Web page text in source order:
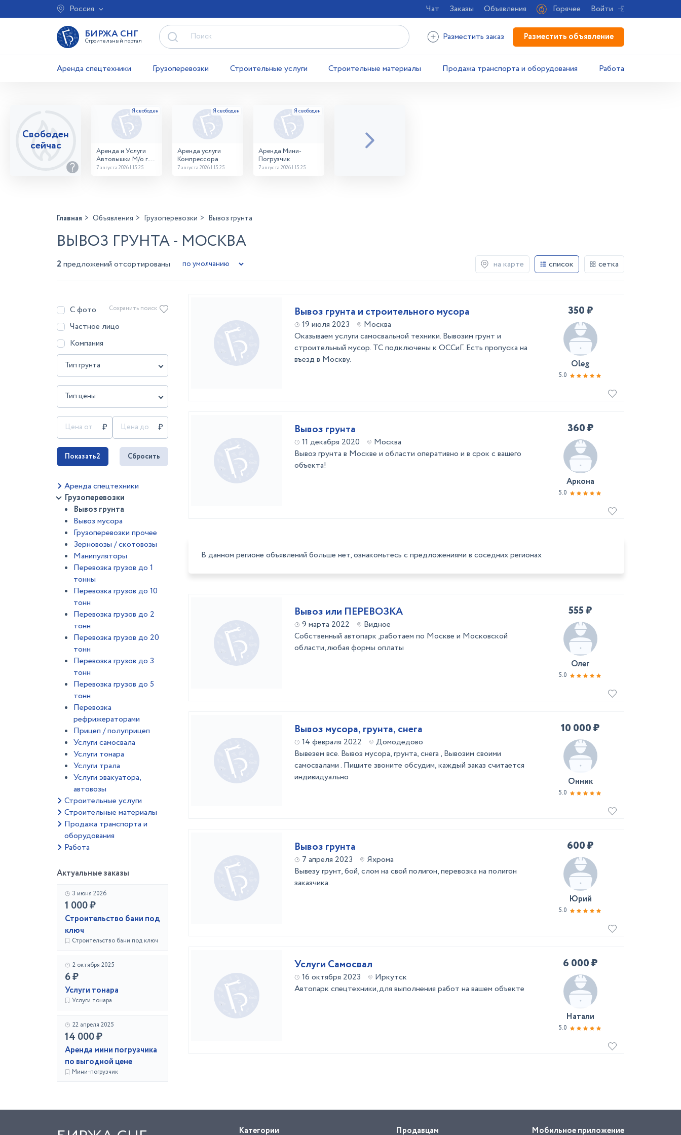
Россия Чат Заказы Объявления Горячее Войти
БИРЖА СНГ
Строительный портал Разместить заказ Разместить объявление
Аренда спецтехники Грузоперевозки Строительные услуги Строительные материалы Продажа транспорта и оборудования Работа
Свободен
сейчас
Аренда и Услуги
Автовышки М/о г.
Домодедово
7 августа 2026 | 15:25
Аренда услуги
Компрессора
7 августа 2026 | 15:25
Аренда Мини-
Погрузчик
7 августа 2026 | 15:25
Главная Объявления Грузоперевозки Вывоз грунта
ВЫВОЗ ГРУНТА - МОСКВА
2 предложений отсортированы на карте список сетка
С фото
Частное лицо
Компания
Тип грунта
Тип цены:
Сохранить поиск
Показать2 Сбросить
Аренда спецтехники
Грузоперевозки
Вывоз грунта
Вывоз мусора
Грузоперевозки прочее
Зерновозы / скотовозы
Манипуляторы
Перевозка грузов до 1
тонны
Перевозка грузов до 10
тонн
Перевозка грузов до 2
тонн
Перевозка грузов до 20
тонн
Перевозка грузов до 3
тонн
Перевозка грузов до 5
тонн
Перевозка
рефрижераторами
Прицеп / полуприцеп
Услуги самосвала
Услуги тонара
Услуги трала
Услуги эвакуатора,
автовозы
Строительные услуги
Строительные материалы
Продажа транспорта и
оборудования
Работа
Актуальные заказы
3 июня 2026
1 000 ₽
Строительство бани под
ключ
Строительство бани под ключ
2 октября 2025
6 ₽
Услуги тонара
Услуги тонара
22 апреля 2025
14 000 ₽
Аренда мини погрузчика
по выгодной цене
Мини-погрузчик
Вывоз грунта и строительного мусора
19 июля 2023
Москва
Оказываем услуги самосвальной техники. Вывозим грунт и
строительный мусор. ТС подключены к ОССиГ. Есть пропуска на
въезд в Москву.
350 ₽
Oleg
5.0
Вывоз грунта
11 декабря 2020
Москва
Вывоз грунта в Москве и области оперативно и в срок с вашего
объекта!
360 ₽
Аркона
5.0
В данном регионе объявлений больше нет, ознакомьтесь с предложениями в соседних регионах
Вывоз или ПЕРЕВОЗКА
9 марта 2022
Видное
Собственный автопарк ,работаем по Москве и Московской
области,любая формы оплаты
555 ₽
Олег
5.0
Вывоз мусора, грунта, снега
14 февраля 2022
Домодедово
Вывезем все. Вывоз мусора, грунта, снега , Вывозим своими
самосвалами . Пишите звоните обсудим, каждый заказ считается
индивидуально
10 000 ₽
Онник
5.0
Вывоз грунта
7 апреля 2023
Яхрома
Вывезу грунт, бой, слом на свой полигон, перевозка на полигон
заказчика.
600 ₽
Юрий
5.0
Услуги Самосвал
16 октября 2023
Иркутск
Автопарк спецтехники,для выполнения работ на вашем объекте
6 000 ₽
Натали
5.0
Категории Продавцам Мобильное приложение